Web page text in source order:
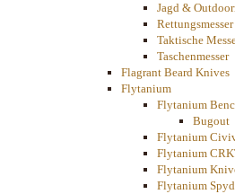
Jagd &
Rettungsmesser
Taktische
Taschenmesser
Flagrant Beard Knives
Flytanium
Flytanium
Bugout
Flytanium
Flytanium
Flytanium
Flytanium